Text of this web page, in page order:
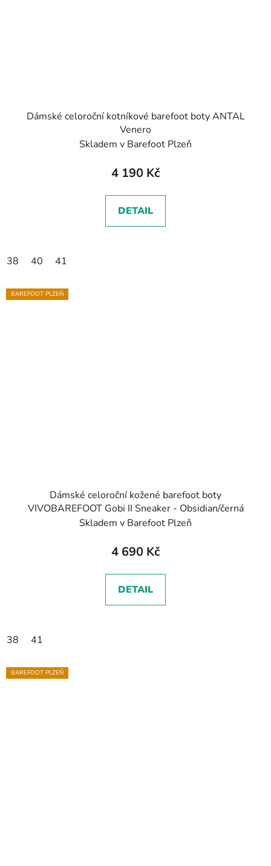
Dámské celoroční kotníkové barefoot boty ANTAL
Venero
Skladem v Barefoot Plzeň
4 190 Kč
DETAIL
38 40 41
BAREFOOT PLZEŇ
Dámské celoroční kožené barefoot boty
VIVOBAREFOOT Gobi II Sneaker - Obsidian/černá
Skladem v Barefoot Plzeň
4 690 Kč
DETAIL
38 41
BAREFOOT PLZEŇ